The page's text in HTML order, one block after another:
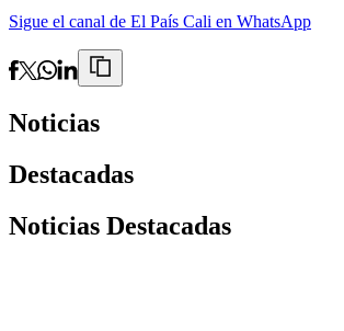
Sigue el canal de El País Cali en WhatsApp
Noticias
Destacadas
Noticias Destacadas